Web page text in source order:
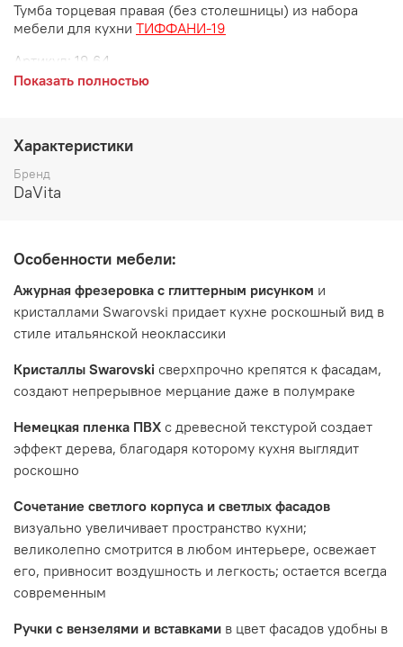
Тумба торцевая правая (без столешницы) из набора
мебели для кухни ТИФФАНИ-19
Артикул: 19.64
глубина 560 мм
высота 820 мм
не входит
Цвет:
фасад - МДФ Мелинга, корпус - ЛДСП Сосна Астрид
Показать полностью
Характеристики
Бренд
DaVita
Особенности мебели:
Ажурная фрезеровка с глиттерным рисунком и
кристаллами Swarovski придает кухне роскошный вид в
стиле итальянской неоклассики
Кристаллы Swarovski сверхпрочно крепятся к фасадам,
создают непрерывное мерцание даже в полумраке
Немецкая пленка ПВХ с древесной текстурой создает
эффект дерева, благодаря которому кухня выглядит
роскошно
Сочетание светлого корпуса и светлых фасадов
визуально увеличивает пространство кухни;
великолепно смотрится в любом интерьере, освежает
его, привносит воздушность и легкость; остается всегда
современным
Ручки с вензелями и вставками в цвет фасадов удобны в